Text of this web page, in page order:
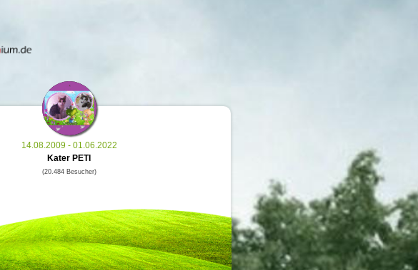
14.08.2009 - 01.06.2022
Kater PETI
(20.484 Besucher)